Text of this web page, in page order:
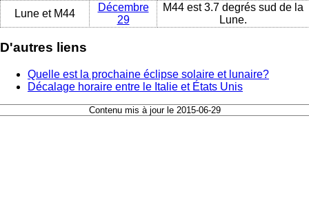
Lune et M44
Décembre
29
M44 est 3.7 degrés sud de la
Lune.
D'autres liens
Quelle est la prochaine éclipse solaire et lunaire?
Décalage horaire entre le Italie et États Unis
Contenu mis à jour le 2015-06-29